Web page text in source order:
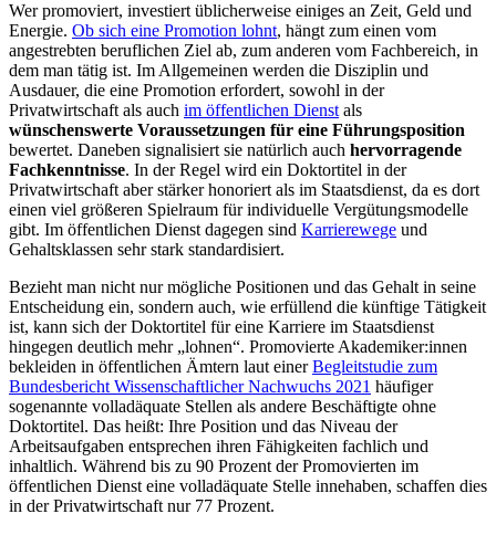
Wer promoviert, investiert üblicherweise einiges an Zeit, Geld und
Energie. Ob sich eine Promotion lohnt, hängt zum einen vom
angestrebten beruflichen Ziel ab, zum anderen vom Fachbereich, in
dem man tätig ist. Im Allgemeinen werden die Disziplin und
Ausdauer, die eine Promotion erfordert, sowohl in der
Privatwirtschaft als auch im öffentlichen Dienst als
wünschenswerte Voraussetzungen für eine Führungsposition
bewertet. Daneben signalisiert sie natürlich auch hervorragende
Fachkenntnisse. In der Regel wird ein Doktortitel in der
Privatwirtschaft aber stärker honoriert als im Staatsdienst, da es dort
einen viel größeren Spielraum für individuelle Vergütungsmodelle
gibt. Im öffentlichen Dienst dagegen sind Karrierewege und
Gehaltsklassen sehr stark standardisiert.
Bezieht man nicht nur mögliche Positionen und das Gehalt in seine
Entscheidung ein, sondern auch, wie erfüllend die künftige Tätigkeit
ist, kann sich der Doktortitel für eine Karriere im Staatsdienst
hingegen deutlich mehr „lohnen“. Promovierte Akademiker:innen
bekleiden in öffentlichen Ämtern laut einerBegleitstudie zum
Bundesbericht Wissenschaftlicher Nachwuchs 2021 häufiger
sogenannte volladäquate Stellen als andere Beschäftigte ohne
Doktortitel. Das heißt: Ihre Position und das Niveau der
Arbeitsaufgaben entsprechen ihren Fähigkeiten fachlich und
inhaltlich. Während bis zu 90 Prozent der Promovierten im
öffentlichen Dienst eine volladäquate Stelle innehaben, schaffen dies
in der Privatwirtschaft nur 77 Prozent.